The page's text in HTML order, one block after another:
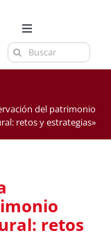
Toggle
Navigation
Buscar:
del patrimonio
retos y estrategias»
retos